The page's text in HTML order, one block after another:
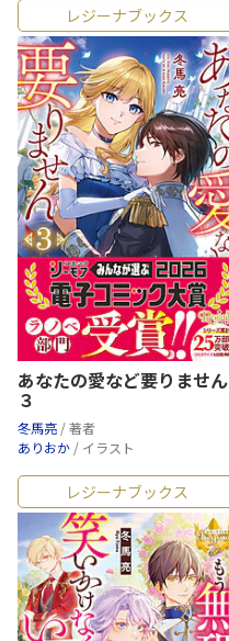
レジーナブックス
あなたの愛など要りません
３
冬馬亮 / 著者
ありおか / イラスト
レジーナブックス